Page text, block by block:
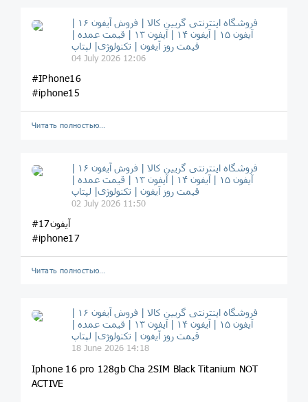
فروشگاه اینترنتی گریین کالا | فروش آیفون ۱۶ |
آیفون ۱۵ | آیفون ۱۴ | آیفون ۱۳ | قیمت عمده |
قیمت روز آیفون | تکنولوژی| لپتاپ
04 July 2026 12:06
#IPhone16
#iphone15
Читать полностью…
فروشگاه اینترنتی گریین کالا | فروش آیفون ۱۶ |
آیفون ۱۵ | آیفون ۱۴ | آیفون ۱۳ | قیمت عمده |
قیمت روز آیفون | تکنولوژی| لپتاپ
02 July 2026 11:50
#آیفون17
#iphone17
Читать полностью…
فروشگاه اینترنتی گریین کالا | فروش آیفون ۱۶ |
آیفون ۱۵ | آیفون ۱۴ | آیفون ۱۳ | قیمت عمده |
قیمت روز آیفون | تکنولوژی| لپتاپ
18 June 2026 14:18
Iphone 16 pro 128gb Cha 2SIM Black Titanium NOT
ACTIVE